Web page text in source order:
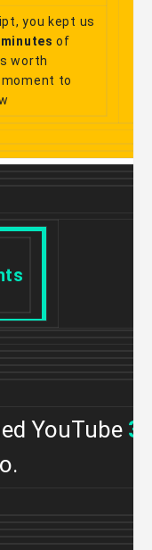
you kept us
of
worth
to
YouTube